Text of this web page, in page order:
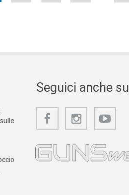
Seguici anche su